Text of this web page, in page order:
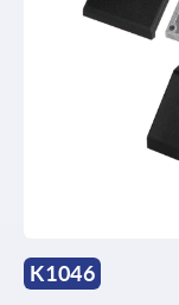
K1046